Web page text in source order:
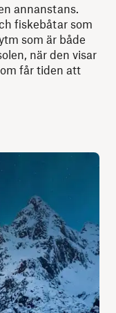
annanstans.
fiskebåtar som
som är både
när den visar
får tiden att